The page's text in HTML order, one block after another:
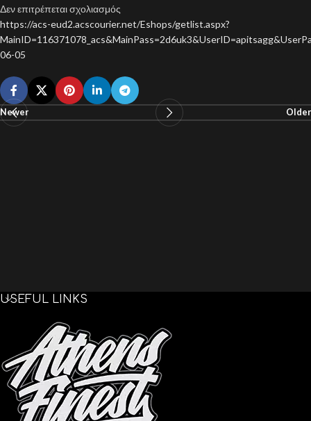
Δεν επιτρέπεται σχολιασμός
https://acs-eud2.acscourier.net/Eshops/getlist.aspx?
06-05
Newer Older
USEFUL LINKS